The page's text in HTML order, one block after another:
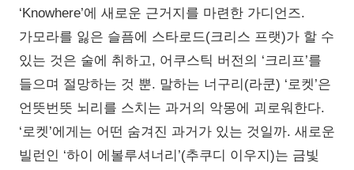
‘Knowhere’에 새로운 근거지를 마련한 가디언즈.
가모라를 잃은 슬픔에 스타로드(크리스 프랫)가 할 수
있는 것은 술에 취하고, 어쿠스틱 버전의 ‘크리프’를
들으며 절망하는 것 뿐. 말하는 너구리(라쿤) ‘로켓’은
언뜻번뜻 뇌리를 스치는 과거의 악몽에 괴로워한다.
‘로켓’에게는 어떤 숨겨진 과거가 있는 것일까. 새로운
빌런인 ‘하이 에볼루셔너리’(추쿠디 이우지)는 금빛